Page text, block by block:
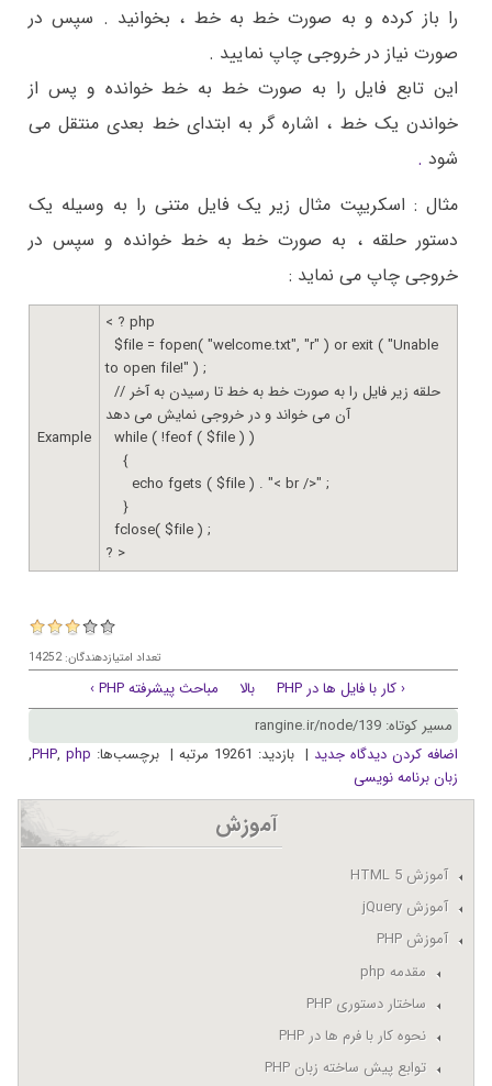
را باز کرده و به صورت خط به خط ، بخوانید . سپس در
صورت نیاز در خروجی چاپ نمایید .
این تابع فایل را به صورت خط به خط خوانده و پس از
خواندن یک خط ، اشاره گر به ابتدای خط بعدی منتقل می
شود .
مثال : اسکریپت مثال زیر یک فایل متنی را به وسیله یک
دستور حلقه ، به صورت خط به خط خوانده و سپس در
خروجی چاپ می نماید :
Example
< ? php
$file = fopen( "welcome.txt", "r" ) or exit ( "Unable
to open file!" ) ;
// حلقه زیر فایل را به صورت خط به خط تا رسیدن به آخر
آن می خواند و در خروجی نمایش می دهد
while ( !feof ( $file ) )
{
echo fgets ( $file ) . "< br />" ;
}
fclose( $file ) ;
? >
تعداد امتیازدهندگان: 14252
‹ کار با فایل ها در PHP بالا
مباحث پیشرفته PHP ›
مسیر کوتاه: rangine.ir/node/139
اضافه کردن دیدگاه جدید | بازدید: 19261 مرتبه | برچسب‌ها: PHP, php
,
زبان برنامه نویسی
آموزش
آموزش HTML 5
آموزش jQuery
آموزش PHP
مقدمه php
ساختار دستوری PHP
نحوه کار با فرم ها در PHP
توابع پیش ساخته زبان PHP